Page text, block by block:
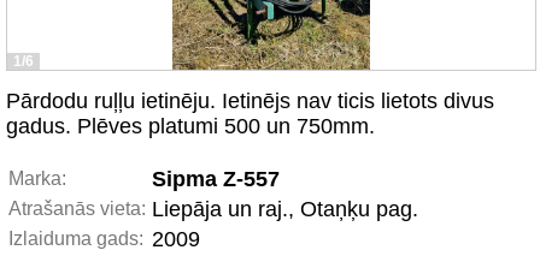
1/6
Pārdodu ruļļu ietinēju. Ietinējs nav ticis lietots divus
gadus. Plēves platumi 500 un 750mm.
Marka: Sipma Z-557
Atrašanās vieta: Liepāja un raj., Otaņķu pag.
Izlaiduma gads: 2009